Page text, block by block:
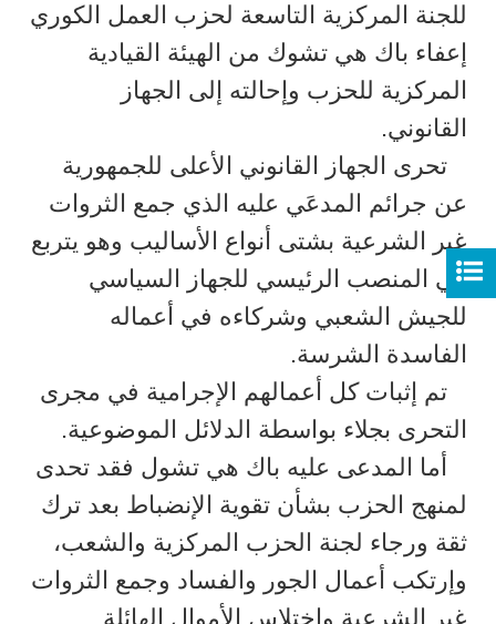
للجنة المركزية التاسعة لحزب العمل الكوري
إعفاء باك هي تشوك من الهيئة القيادية
المركزية للحزب وإحالته إلى الجهاز
القانوني.
تحرى الجهاز القانوني الأعلى للجمهورية
عن جرائم المدعَي عليه الذي جمع الثروات
غير الشرعية بشتى أنواع الأساليب وهو يتربع
في المنصب الرئيسي للجهاز السياسي
للجيش الشعبي وشركاءه في أعماله
الفاسدة الشرسة.
تم إثبات كل أعمالهم الإجرامية في مجرى
التحرى بجلاء بواسطة الدلائل الموضوعية.
أما المدعى عليه باك هي تشول فقد تحدى
لمنهج الحزب بشأن تقوية الإنضباط بعد ترك
ثقة ورجاء لجنة الحزب المركزية والشعب،
وإرتكب أعمال الجور والفساد وجمع الثروات
غير الشرعية وإختلاس الأموال الهائلة